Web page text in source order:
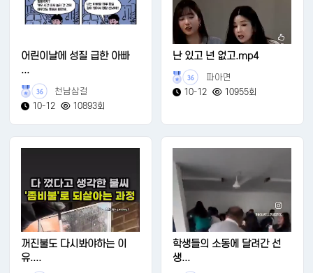
어린이날에 성질 급한 아빠
...
36
천남삼걸
10-12
10893회
난 있고 넌 없고.mp4
36
파아면
10-12
10955회
꺼진불도 다시봐야하는 이
유....
학생들의 소동에 달려간 선
생...